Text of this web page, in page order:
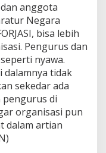
anggota
Negara
bisa lebih
Pengurus dan
nyawa.
dalamnya tidak
sekedar ada
di
organisasi pun
dalam artian